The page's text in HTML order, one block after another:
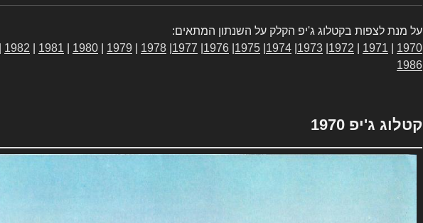
על מנת לצפות בקטלוג ג'יפ הקלק על השנתון המתאים:
1970
1971
1972
1973
1974
1975
1976
1977
1978
1979
1980
1981
1982
1986
קטלוג ג'יפ 1970